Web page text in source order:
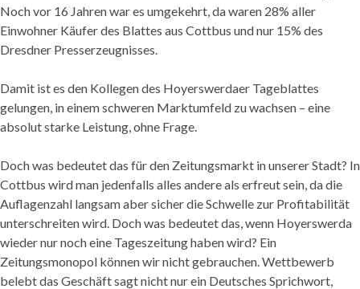
Noch vor 16 Jahren war es umgekehrt, da waren 28% aller
Einwohner Käufer des Blattes aus Cottbus und nur 15% des
Dresdner Presserzeugnisses.
Damit ist es den Kollegen des Hoyerswerdaer Tageblattes
gelungen, in einem schweren Marktumfeld zu wachsen – eine
absolut starke Leistung, ohne Frage.
Doch was bedeutet das für den Zeitungsmarkt in unserer Stadt? In
Cottbus wird man jedenfalls alles andere als erfreut sein, da die
Auflagenzahl langsam aber sicher die Schwelle zur Profitabilität
unterschreiten wird. Doch was bedeutet das, wenn Hoyerswerda
wieder nur noch eine Tageszeitung haben wird? Ein
Zeitungsmonopol können wir nicht gebrauchen. Wettbewerb
belebt das Geschäft sagt nicht nur ein Deutsches Sprichwort,